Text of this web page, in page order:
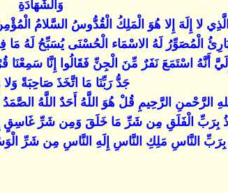
وَالشَّهَادَةِ
لا إِلَهَ إِلا هُوَ الْمَلِكُ الْقُدُّوسُ السَّلامُ
الْمُصَوِّرُ لَهُ الاسْمَاء الْحُسْنَى يُسَبِّحُ لَهُ
اسْتَمَعَ نَفَرٌ مِّنَ الْجِنِّ فَقَالُوا إِنَّا سَمِعْنَا
جَدُّ رَبِّنَا مَا اتَّخَذَ صَاحِبَةً وَلا
الرَّحْمنِ الرَّحِيمِ قُلْ هُوَ اللَّهُ أَحَدٌ اللَّهُ
بِرَبِّ الْفَلَقِ مِن شَرِّ مَا خَلَقَ وَمِن شَرِّ
بِرَبِّ النَّاسِ مَلِكِ النَّاسِ إِلَهِ النَّاسِ مِن شَرِّ